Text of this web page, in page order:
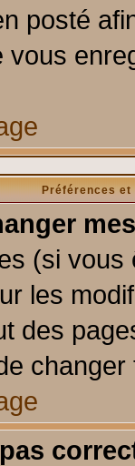
posté
Préférences
(si
les
des